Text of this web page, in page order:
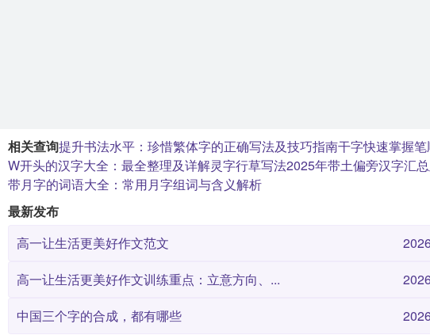
相关查询提升书法水平：珍惜繁体字的正确写法及技巧指南干字快速掌握
W开头的汉字大全：最全整理及详解灵字行草写法2025年带土偏旁汉字汇
带月字的词语大全：常用月字组词与含义解析
最新发布
高一让生活更美好作文范文
高一让生活更美好作文训练重点：立意方向、...
中国三个字的合成，都有哪些